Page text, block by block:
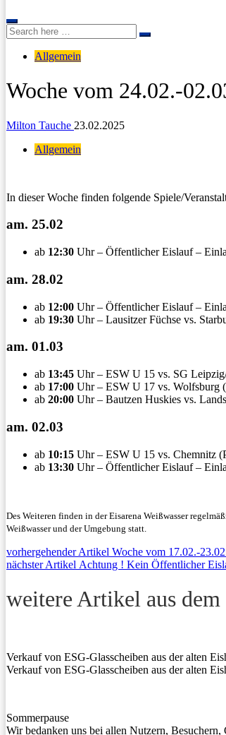
Search
for:
Search
Allgemein
Woche vom 24.02.-
Milton Tauche 23.02.2025
Allgemein
In dieser Woche finden folgende Spiele/
am. 25.02
ab 12:30 Uhr – Öffentlicher Eislauf –
am. 28.02
ab 12:00 Uhr – Öffentlicher Eislauf –
ab 19:30 Uhr – Lausitzer Füchse vs.
am. 01.03
ab 13:45 Uhr – ESW U 15 vs. SG
ab 17:00 Uhr – ESW U 17 vs. Wolfsburg
ab 20:00 Uhr – Bautzen Huskies vs.
am. 02.03
ab 10:15 Uhr – ESW U 15 vs. Chemnitz
ab 13:30 Uhr – Öffentlicher Eislauf –
Des Weiteren finden in der Eisarena Weißwasser
Weißwasser und der Umgebung statt.
Beitragsnavigation
vorhergehender Artikel Previous
post:
Woche vom 17.02.-
nächster Artikel Next
Achtung ! Kein Öffentlicher
weitere Artikel aus
Verkauf von ESG-Glasscheiben aus der alten
Verkauf von ESG-Glasscheiben aus der alten
Sommerpause
Wir bedanken uns bei allen Nutzern,